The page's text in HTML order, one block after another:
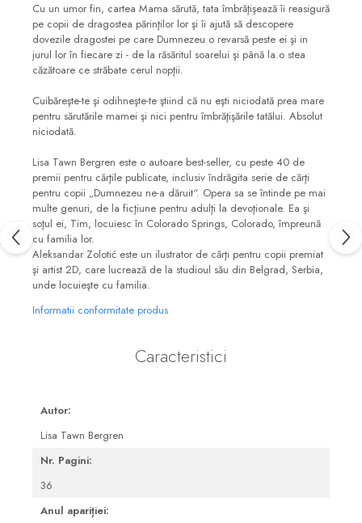
Cu un umor fin, cartea Mama sărută, tata îmbrăţişează îi reasigură
pe copii de dragostea părinţilor lor şi îi ajută să descopere
dovezile dragostei pe care Dumnezeu o revarsă peste ei şi in
jurul lor în fiecare zi - de la răsăritul soarelui şi până la o stea
căzătoare ce străbate cerul nopţii.
Cuibăreşte-te şi odihneşte-te ştiind că nu eşti niciodată prea mare
pentru sărutările mamei şi nici pentru îmbrăţişările tatălui. Absolut
niciodată.
Lisa Tawn Bergren este o autoare best-seller, cu peste 40 de
premii pentru cărţile publicate, inclusiv îndrăgita serie de cărţi
pentru copii „Dumnezeu ne-a dăruit“. Opera sa se întinde pe mai
multe genuri, de la ficţiune pentru adulţi la devoţionale. Ea şi
soţul ei, Tim, locuiesc în Colorado Springs, Colorado, împreună
cu familia lor.
Aleksandar Zolotić este un ilustrator de cărţi pentru copii premiat
şi artist 2D, care lucrează de la studioul său din Belgrad, Serbia,
unde locuieşte cu familia.
Informatii conformitate produs
Caracteristici
Autor:
Lisa Tawn Bergren
Nr. Pagini:
36
Anul apariției: